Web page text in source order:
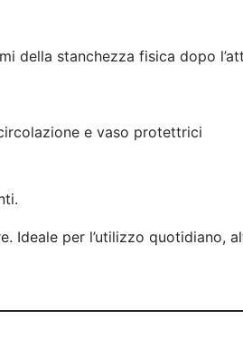
della stanchezza fisica dopo
e vaso protettrici
Ideale per l’utilizzo quotidiano,